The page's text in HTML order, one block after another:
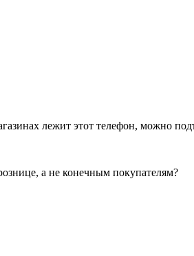
лежит этот телефон, можно
а не конечным покупателям?